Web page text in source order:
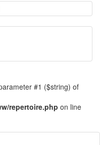
#1 ($string) of
repertoire.php on line